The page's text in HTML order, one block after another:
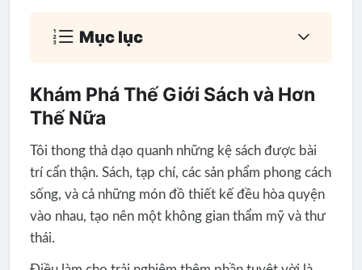
Mục lục
Khám Phá Thế Giới Sách và Hơn
Thế Nữa
Tôi thong thả dạo quanh những kệ sách được bài
trí cẩn thận. Sách, tạp chí, các sản phẩm phong cách
sống, và cả những món đồ thiết kế đều hòa quyện
vào nhau, tạo nên một không gian thẩm mỹ và thư
thái.